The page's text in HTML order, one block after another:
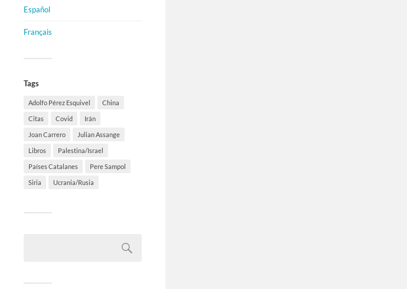
Español
Français
Tags
Adolfo Pérez Esquivel China
Citas Covid Irán
Joan Carrero Julian Assange
Libros Palestina/Israel
Países Catalanes Pere Sampol
Siria Ucrania/Rusia